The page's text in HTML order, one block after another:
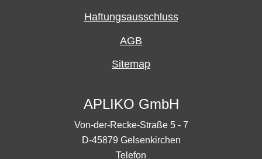
Haftungsausschluss
AGB
Sitemap
APLIKO GmbH
Von-der-Recke-Straße 5 - 7
D-45879 Gelsenkirchen
Telefon